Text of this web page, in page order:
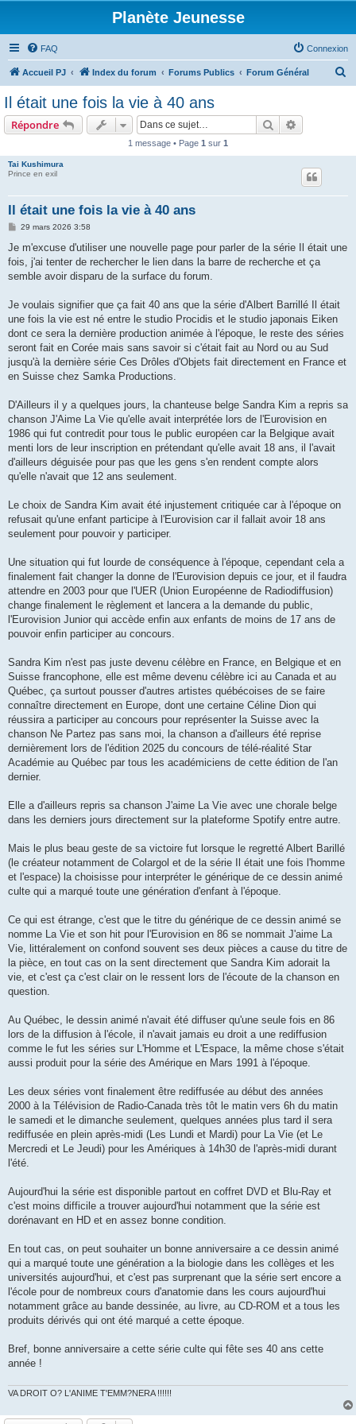
Planète Jeunesse
FAQ Connexion
Accueil PJ Index du forum Forums Publics Forum Général
Il était une fois la vie à 40 ans
Répondre Rechercher
1 message • Page 1 sur 1
Tai Kushimura
Prince en exil
Il était une fois la vie à 40 ans
M
s
a
g
29 mars 2026 3:58
Je m'excuse d'utiliser une nouvelle page pour parler de la série Il était une
fois, j'ai tenter de rechercher le lien dans la barre de recherche et ça
semble avoir disparu de la surface du forum.
Je voulais signifier que ça fait 40 ans que la série d'Albert Barrillé Il était
une fois la vie est né entre le studio Procidis et le studio japonais Eiken
dont ce sera la dernière production animée à l'époque, le reste des séries
seront fait en Corée mais sans savoir si c'était fait au Nord ou au Sud
jusqu'à la dernière série Ces Drôles d'Objets fait directement en France et
en Suisse chez Samka Productions.
D'Ailleurs il y a quelques jours, la chanteuse belge Sandra Kim a repris sa
chanson J'Aime La Vie qu'elle avait interprétée lors de l'Eurovision en
1986 qui fut contredit pour tous le public européen car la Belgique avait
menti lors de leur inscription en prétendant qu'elle avait 18 ans, il l'avait
d'ailleurs déguisée pour pas que les gens s'en rendent compte alors
qu'elle n'avait que 12 ans seulement.
Le choix de Sandra Kim avait été injustement critiquée car à l'époque on
refusait qu'une enfant participe à l'Eurovision car il fallait avoir 18 ans
seulement pour pouvoir y participer.
Une situation qui fut lourde de conséquence à l'époque, cependant cela a
finalement fait changer la donne de l'Eurovision depuis ce jour, et il faudra
attendre en 2003 pour que l'UER (Union Européenne de Radiodiffusion)
change finalement le règlement et lancera a la demande du public,
l'Eurovision Junior qui accède enfin aux enfants de moins de 17 ans de
pouvoir enfin participer au concours.
Sandra Kim n'est pas juste devenu célèbre en France, en Belgique et en
Suisse francophone, elle est même devenu célèbre ici au Canada et au
Québec, ça surtout pousser d'autres artistes québécoises de se faire
connaître directement en Europe, dont une certaine Céline Dion qui
réussira a participer au concours pour représenter la Suisse avec la
chanson Ne Partez pas sans moi, la chanson a d'ailleurs été reprise
dernièrement lors de l'édition 2025 du concours de télé-réalité Star
Académie au Québec par tous les académiciens de cette édition de l'an
dernier.
Elle a d'ailleurs repris sa chanson J'aime La Vie avec une chorale belge
dans les derniers jours directement sur la plateforme Spotify entre autre.
Mais le plus beau geste de sa victoire fut lorsque le regretté Albert Barillé
(le créateur notamment de Colargol et de la série Il était une fois l'homme
et l'espace) la choisisse pour interpréter le générique de ce dessin animé
culte qui a marqué toute une génération d'enfant à l'époque.
Ce qui est étrange, c'est que le titre du générique de ce dessin animé se
nomme La Vie et son hit pour l'Eurovision en 86 se nommait J'aime La
Vie, littéralement on confond souvent ses deux pièces a cause du titre de
la pièce, en tout cas on la sent directement que Sandra Kim adorait la
vie, et c'est ça c'est clair on le ressent lors de l'écoute de la chanson en
question.
Au Québec, le dessin animé n'avait été diffuser qu'une seule fois en 86
lors de la diffusion à l'école, il n'avait jamais eu droit a une rediffusion
comme le fut les séries sur L'Homme et L'Espace, la même chose s'était
aussi produit pour la série des Amérique en Mars 1991 à l'époque.
Les deux séries vont finalement être rediffusée au début des années
2000 à la Télévision de Radio-Canada très tôt le matin vers 6h du matin
le samedi et le dimanche seulement, quelques années plus tard il sera
rediffusée en plein après-midi (Les Lundi et Mardi) pour La Vie (et Le
Mercredi et Le Jeudi) pour les Amériques à 14h30 de l'après-midi durant
l'été.
Aujourd'hui la série est disponible partout en coffret DVD et Blu-Ray et
c'est moins difficile a trouver aujourd'hui notamment que la série est
dorénavant en HD et en assez bonne condition.
En tout cas, on peut souhaiter un bonne anniversaire a ce dessin animé
qui a marqué toute une génération a la biologie dans les collèges et les
universités aujourd'hui, et c'est pas surprenant que la série sert encore a
l'école pour de nombreux cours d'anatomie dans les cours aujourd'hui
notamment grâce au bande dessinée, au livre, au CD-ROM et a tous les
produits dérivés qui ont été marqué a cette époque.
Bref, bonne anniversaire a cette série culte qui fête ses 40 ans cette
année !
VA DROIT O? L'ANIME T'EMM?NERA !!!!!!